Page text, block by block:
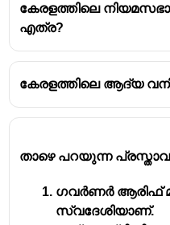
കേരളത്തിലെ
എത്ര?
കേരളത്തിലെ ആദ്യ
താഴെ പറയുന്ന
ഗവർണർ ആരിഫ്
സ്വദേശിയാണ്.